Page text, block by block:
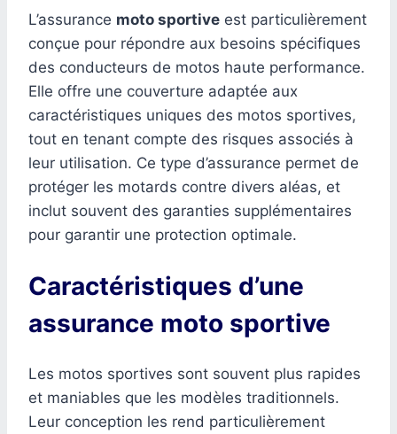
L’assurance moto sportive est particulièrement
conçue pour répondre aux besoins spécifiques
des conducteurs de motos haute performance.
Elle offre une couverture adaptée aux
caractéristiques uniques des motos sportives,
tout en tenant compte des risques associés à
leur utilisation. Ce type d’assurance permet de
protéger les motards contre divers aléas, et
inclut souvent des garanties supplémentaires
pour garantir une protection optimale.
Caractéristiques d’une
assurance moto sportive
Les motos sportives sont souvent plus rapides
et maniables que les modèles traditionnels.
Leur conception les rend particulièrement